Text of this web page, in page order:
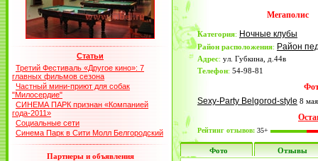
Статьи
Третий Фестиваль «Другое кино»: 7
главных фильмов сезона
Частный мини-приют для собак
"Милосердие"
СИНЕМА ПАРК признан «Компанией
года-2011»
Социальные сети
Синема Парк в Сити Молл Белгородский
Партнеры и объявления
Мегаполис
Категория: Ночные клубы
Район расположения: Район
Адрес: ул. Губкина, д.44в
Телефон: 54-98-81
Sexy-Party Belgorod-style 8 мая
Рейтинг отзывов: 35+
Фото Отзывы